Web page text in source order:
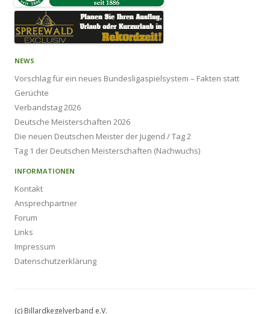
NEWS
Vorschlag für ein neues Bundesligaspielsystem – Fakten statt
Gerüchte
Verbandstag 2026
Deutsche Meisterschaften 2026
Die neuen Deutschen Meister der Jugend / Tag 2
Tag 1 der Deutschen Meisterschaften (Nachwuchs)
INFORMATIONEN
Kontakt
Ansprechpartner
Forum
Links
Impressum
Datenschutzerklärung
(c) Billardkegelverband e.V.